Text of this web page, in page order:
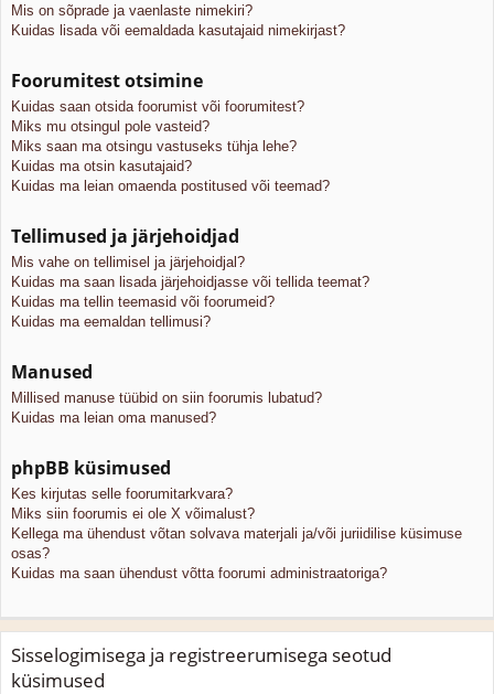
Mis on sõprade ja vaenlaste nimekiri?
Kuidas lisada või eemaldada kasutajaid nimekirjast?
Foorumitest otsimine
Kuidas saan otsida foorumist või foorumitest?
Miks mu otsingul pole vasteid?
Miks saan ma otsingu vastuseks tühja lehe?
Kuidas ma otsin kasutajaid?
Kuidas ma leian omaenda postitused või teemad?
Tellimused ja järjehoidjad
Mis vahe on tellimisel ja järjehoidjal?
Kuidas ma saan lisada järjehoidjasse või tellida teemat?
Kuidas ma tellin teemasid või foorumeid?
Kuidas ma eemaldan tellimusi?
Manused
Millised manuse tüübid on siin foorumis lubatud?
Kuidas ma leian oma manused?
phpBB küsimused
Kes kirjutas selle foorumitarkvara?
Miks siin foorumis ei ole X võimalust?
Kellega ma ühendust võtan solvava materjali ja/või juriidilise küsimuse
osas?
Kuidas ma saan ühendust võtta foorumi administraatoriga?
Sisselogimisega ja registreerumisega seotud
küsimused